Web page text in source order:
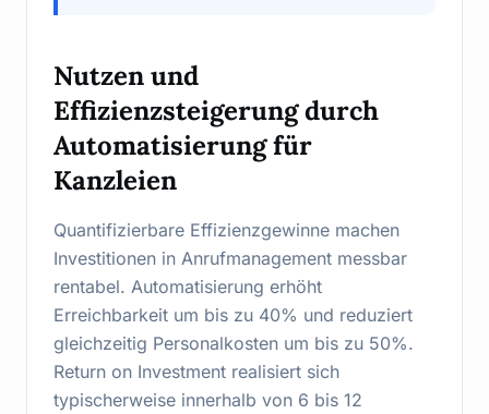
Nutzen und
Effizienzsteigerung durch
Automatisierung für
Kanzleien
Quantifizierbare Effizienzgewinne machen
Investitionen in Anrufmanagement messbar
rentabel. Automatisierung erhöht
Erreichbarkeit um bis zu 40% und reduziert
gleichzeitig Personalkosten um bis zu 50%.
Return on Investment realisiert sich
typischerweise innerhalb von 6 bis 12